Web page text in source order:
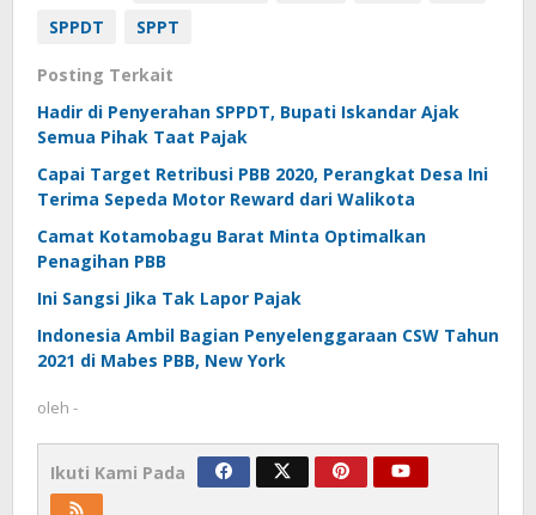
SPPDT
SPPT
Posting Terkait
Hadir di Penyerahan SPPDT, Bupati Iskandar Ajak
Semua Pihak Taat Pajak
Capai Target Retribusi PBB 2020, Perangkat Desa Ini
Terima Sepeda Motor Reward dari Walikota
Camat Kotamobagu Barat Minta Optimalkan
Penagihan PBB
Ini Sangsi Jika Tak Lapor Pajak
Indonesia Ambil Bagian Penyelenggaraan CSW Tahun
2021 di Mabes PBB, New York
oleh -
Ikuti Kami Pada